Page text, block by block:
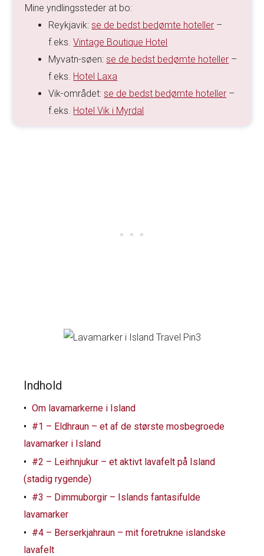
Mine yndlingssteder at bo:
Reykjavik:se de bedst bedømte hoteller –
f.eks.Vintage Boutique Hotel
Myvatn-søen:se de bedst bedømte hoteller –
f.eks. Hotel Laxa
Vik-området:se de bedst bedømte hoteller –
f.eks. Hotel Vik i Myrdal
Indhold
Om lavamarkerne i Island
#1 – Eldhraun – et af de største mosbegroede
lavamarker i Island
#2 – Leirhnjukur – et aktivt lavafelt på Island
(stadig rygende)
#3 – Dimmuborgir – Islands fantasifulde
lavamarker
#4 – Berserkjahraun – mit foretrukne islandske
lavafelt